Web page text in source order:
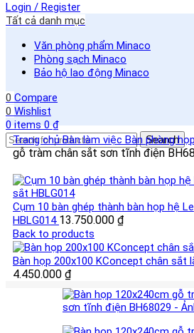
Login / Register
Tất cả danh mục
Văn phòng phẩm Minaco
Phòng sạch Minaco
Bảo hộ lao động Minaco
0 Compare
0 Wishlist
0items 0₫
Search
Trang chủBàn làm việc Bàn phòng họp
gỗ tràm chân sắt sơn tĩnh điện
Cụm 10 bàn ghép thành bàn họp hệ
HBLG014 13.750.000 ₫
Back to products
Bàn họp 200x100 KConcept chân sắt
4.450.000 ₫